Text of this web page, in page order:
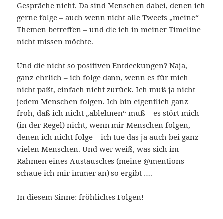
Gespräche nicht. Da sind Menschen dabei, denen ich
gerne folge – auch wenn nicht alle Tweets „meine“
Themen betreffen – und die ich in meiner Timeline
nicht missen möchte.
Und die nicht so positiven Entdeckungen? Naja,
ganz ehrlich – ich folge dann, wenn es für mich
nicht paßt, einfach nicht zurück. Ich muß ja nicht
jedem Menschen folgen. Ich bin eigentlich ganz
froh, daß ich nicht „ablehnen“ muß – es stört mich
(in der Regel) nicht, wenn mir Menschen folgen,
denen ich nicht folge – ich tue das ja auch bei ganz
vielen Menschen. Und wer weiß, was sich im
Rahmen eines Austausches (meine @mentions
schaue ich mir immer an) so ergibt ….
In diesem Sinne: fröhliches Folgen!